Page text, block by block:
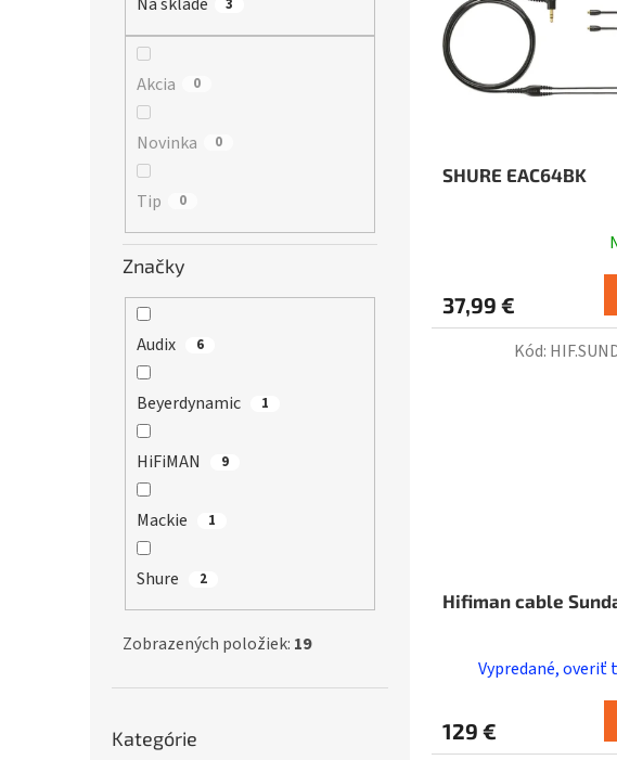
3
Akcia 0
Novinka 0
Tip 0
Značky
Audix 6
Beyerdynamic 1
HiFiMAN 9
Mackie 1
Shure 2
Zobrazených položiek: 19
kategórie
Kategórie
p
SHURE EAC64BK
37,99 €
Hifiman cable
Vypredané, overiť
129 €
Kód: